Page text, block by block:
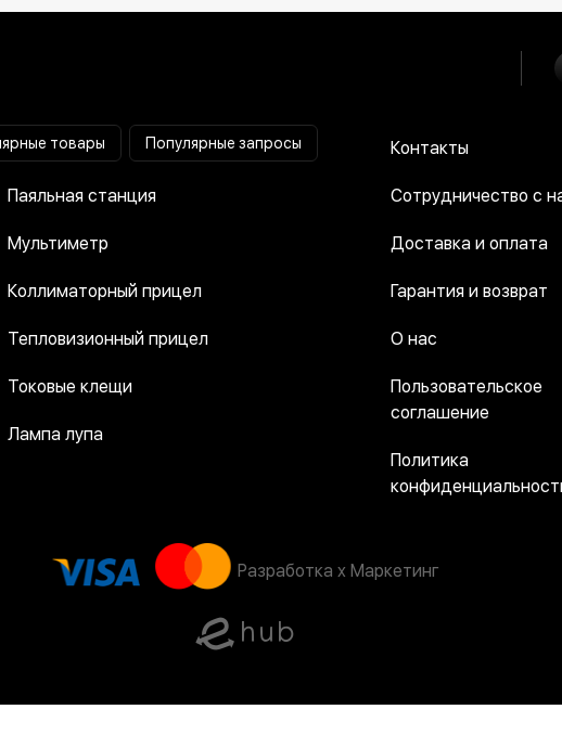
товары Популярные запросы
Паяльная станция
Мультиметр
Коллиматорный прицел
Тепловизионный прицел
Токовые клещи
Лампа лупа
Контакты
Сотрудничество с
Доставка и оплата
Гарантия и возврат
О нас
Пользовательское
соглашение
Политика
Разработка x Маркетинг